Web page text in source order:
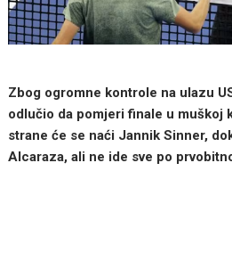
Zbog ogromne kontrole na ulazu
odlučio da pomjeri finale u muškoj
strane će se naći Jannik Sinner,
Alcaraza, ali ne ide sve po